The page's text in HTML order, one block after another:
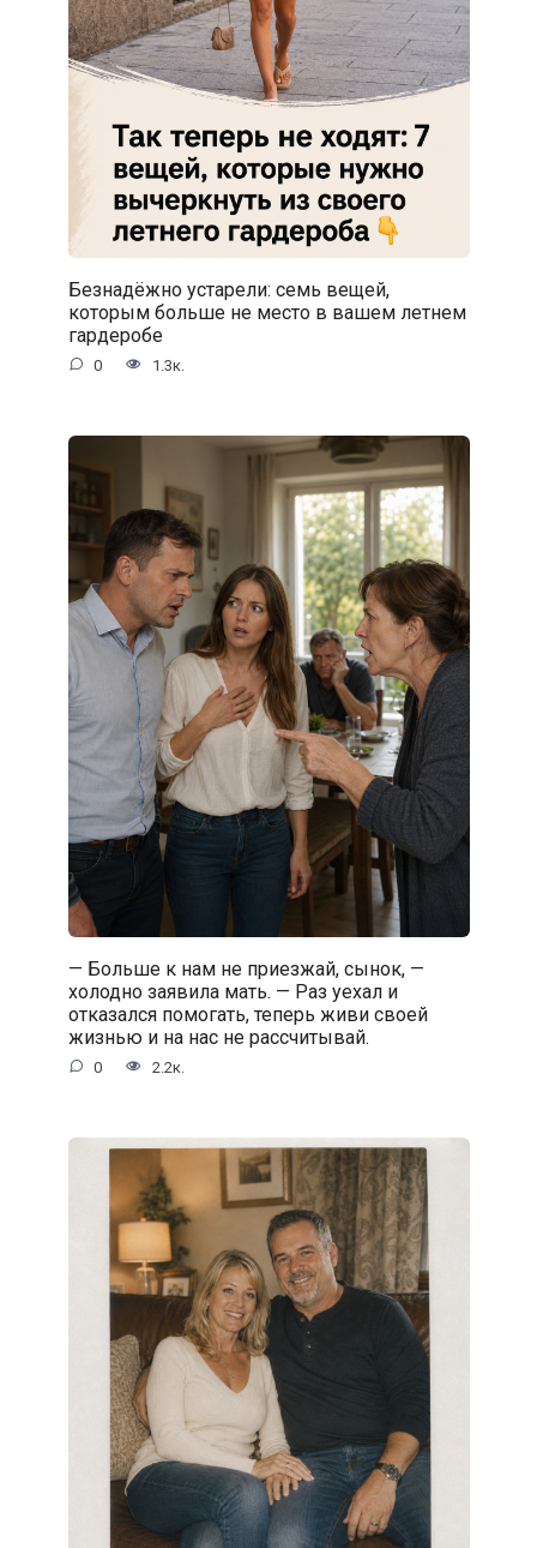
Безнадёжно устарели: семь вещей,
которым больше не место в вашем летнем
гардеробе
0 1.3к.
— Больше к нам не приезжай, сынок, —
холодно заявила мать. — Раз уехал и
отказался помогать, теперь живи своей
жизнью и на нас не рассчитывай.
0 2.2к.